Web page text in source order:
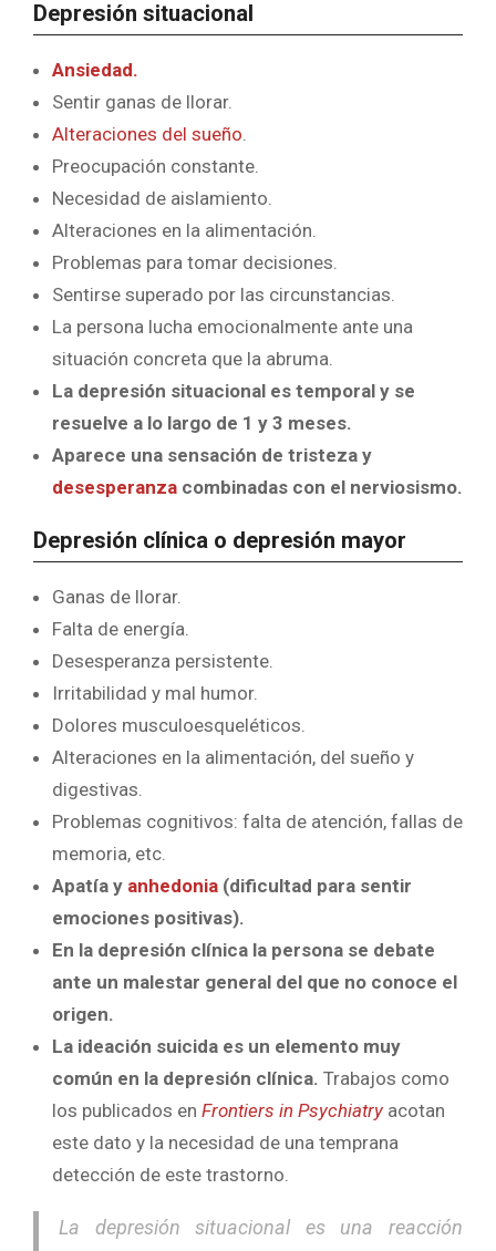
Depresión situacional
Ansiedad.
Sentir ganas de llorar.
Alteraciones del sueño.
Preocupación constante.
Necesidad de aislamiento.
Alteraciones en la alimentación.
Problemas para tomar decisiones.
Sentirse superado por las circunstancias.
La persona lucha emocionalmente ante una
situación concreta que la abruma.
La depresión situacional es temporal y se
resuelve a lo largo de 1 y 3 meses.
Aparece una sensación de tristeza y
desesperanza combinadas con el nerviosismo.
Depresión clínica o depresión mayor
Ganas de llorar.
Falta de energía.
Desesperanza persistente.
Irritabilidad y mal humor.
Dolores musculoesqueléticos.
Alteraciones en la alimentación, del sueño y
digestivas.
Problemas cognitivos: falta de atención, fallas de
memoria, etc.
Apatía y anhedonia (dificultad para sentir
emociones positivas).
En la depresión clínica la persona se debate
ante un malestar general del que no conoce el
origen.
La ideación suicida es un elemento muy
común en la depresión clínica. Trabajos como
los publicados en Frontiers in Psychiatry acotan
este dato y la necesidad de una temprana
detección de este trastorno.
La depresión situacional es una reacción